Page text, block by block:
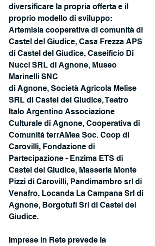
diversificare la propria offerta e il
proprio modello di sviluppo:
Artemisia cooperativa di comunità di
Castel del Giudice, Casa Frezza APS
di Castel del Giudice, Caseificio Di
Nucci SRL di Agnone, Museo
Marinelli SNC
di Agnone, Società Agricola Melise
SRL di Castel del Giudice, Teatro
Italo Argentino Associazione
Culturale di Agnone, Cooperativa di
Comunità terrAMea Soc. Coop di
Carovilli, Fondazione di
Partecipazione - Enzima ETS di
Castel del Giudice, Masseria Monte
Pizzi di Carovilli, Pandimambro srl di
Venafro, Locanda La Campana Srl di
Agnone, Borgotufi Srl di Castel del
Giudice.
Imprese in Rete prevede la